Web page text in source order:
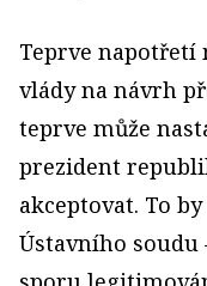
Teprve napotřetí
vlády na návrh
teprve může
prezident
akceptovat. To
Ústavního soudu